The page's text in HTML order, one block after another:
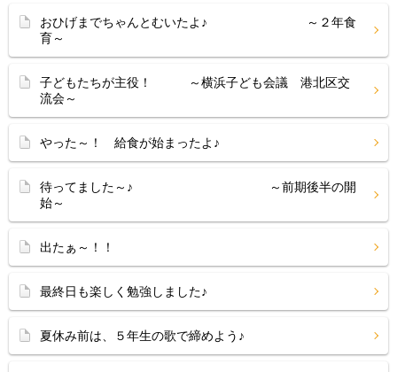
おひげまでちゃんとむいたよ♪ ～２年食
育～
子どもたちが主役！ ～横浜子ども会議 港北区交
流会～
やった～！ 給食が始まったよ♪
待ってました～♪ ～前期後半の開
始～
出たぁ～！！
最終日も楽しく勉強しました♪
夏休み前は、５年生の歌で締めよう♪